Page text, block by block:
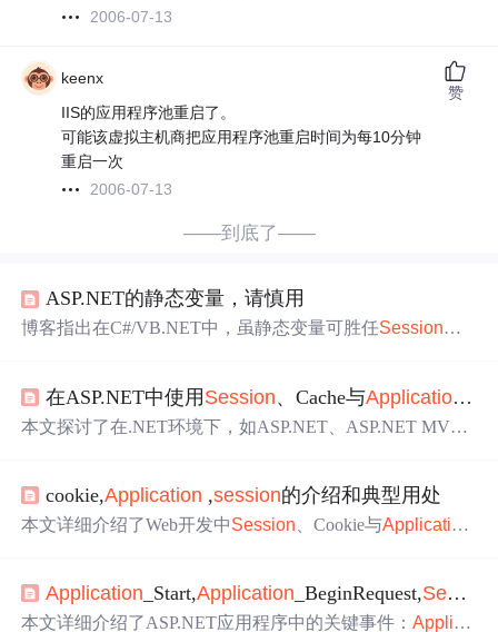
2006-07-13
keenx
IIS的应用程序池重启了。
可能该虚拟主机商把应用程序池重启时间为每10分钟
重启一次
2006-07-13
赞
——到底了——
ASP.NET的静态变量，请慎用
博客指出在C#/VB.NET中，虽静态变量可胜任Session、
所有用户，且IIS内存超范围时静态变量可能被清空。建议
使用Application、Configuration或Session ，慎用static。
在ASP.NET中使用 Session、Cache与Application 时
本文探讨了在.NET环境下，如ASP.NET、ASP.NET MVC
时’参数如何影响这些缓存机制，以及如何正确配置以避免
数据意外丢失。
cookie,Application ,session的介绍和典型用处
本文详细介绍了Web开发中Session 、Cookie与Application
Application _Start,Application _BeginRequest,Session
本文详细介绍了ASP.NET应用程序中的关键事件：Applica